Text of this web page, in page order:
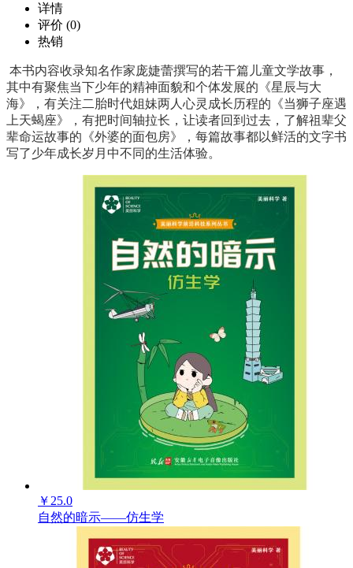
注册用户：￥
购买此商品可使用：0积分
确定
商品详细参数
商品名称：
外婆的面包房
商品编号：
ECS000187
中···
已售
出：
15
+
详情
评价 (0)
热销
本书内容收录知名作家庞婕蕾撰写的若干篇儿童文学故事，
其中有聚焦当下少年的精神面貌和个体发展的《星辰与大
海》，有关注二胎时代姐妹两人心灵成长历程的《当狮子座遇
上天蝎座》，有把时间轴拉长，让读者回到过去，了解祖辈父
辈命运故事的《外婆的面包房》，每篇故事都以鲜活的文字书
写了少年成长岁月中不同的生活体验。
￥ 25.0
自然的暗示——仿生学